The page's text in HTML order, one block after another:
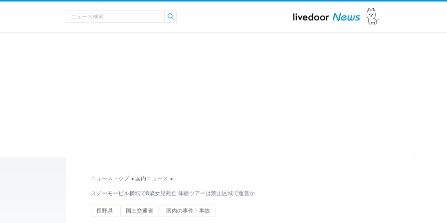
ニューストップ > 国内ニュース >
スノーモービル横転で8歳女児死亡 体験ツアーは禁止区域で運営か
長野県 国土交通省 国内の事件・事故